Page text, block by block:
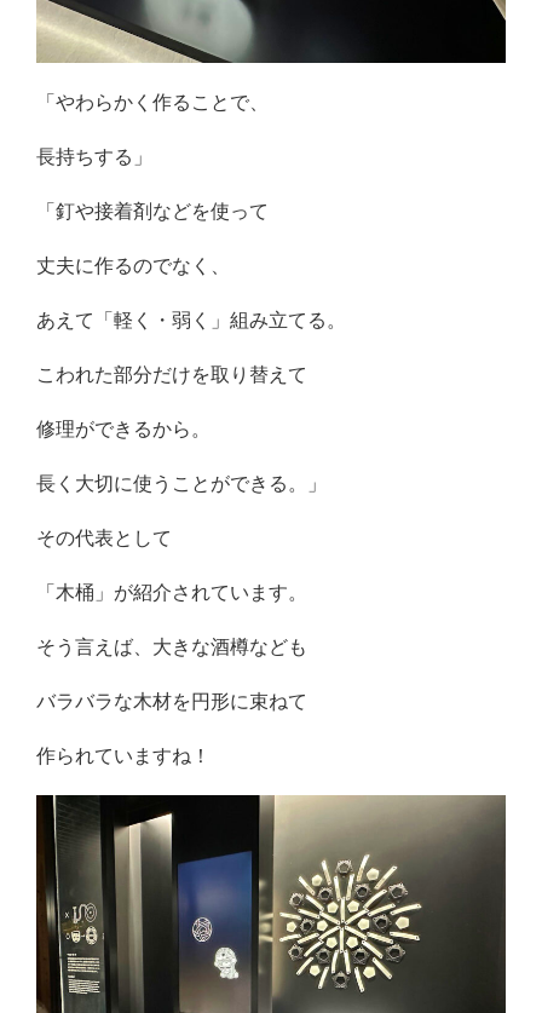
「やわらかく作ることで、
長持ちする」
「釘や接着剤などを使って
丈夫に作るのでなく、
あえて「軽く・弱く」組み立てる。
こわれた部分だけを取り替えて
修理ができるから。
長く大切に使うことができる。」
その代表として
「木桶」が紹介されています。
そう言えば、大きな酒樽なども
バラバラな木材を円形に束ねて
作られていますね！